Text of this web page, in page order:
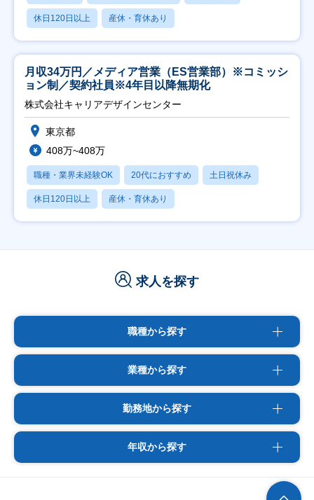
休日120日以上 産休・育休あり
月収34万円／メディア営業（ES営業部）※コミッシ
ョン制／契約社員※4年目以降無期化
株式会社キャリアデザインセンター
東京都
408万~408万
職種・業界未経験OK 20代におすすめ 土日祝休み
休日120日以上 産休・育休あり
求人を探す
職種から探す
業種から探す
勤務地から探す
年収から探す